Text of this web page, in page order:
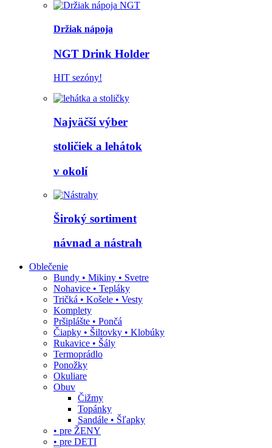
Držiak nápoja
NGT Drink Holder
HIT sezóny!
Najväčší výber
stoličiek a lehátok
v okolí
Široký sortiment
návnad a nástrah
Oblečenie
Bundy • Mikiny • Svetre
Nohavice • Tepláky
Tričká • Košele • Vesty
Komplety
Pršiplášte • Pončá
Čiapky • Šiltovky • Klobúky
Rukavice • Šály
Termoprádlo
Ponožky
Okuliare
Obuv
Čižmy
Topánky
Sandále • Šľapky
• pre ŽENY
• pre DETI